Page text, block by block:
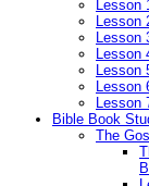
Lesson
Lesson
Lesson
Lesson
Lesson
Lesson
Bible Book
The